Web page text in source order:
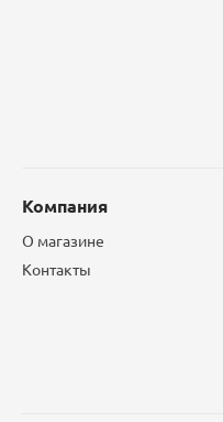
Компания
О магазине
Контакты